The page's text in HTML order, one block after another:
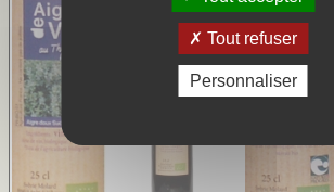
Tout refuser
Personnaliser